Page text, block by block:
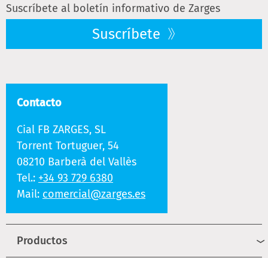
Suscríbete al boletín informativo de Zarges
Suscríbete
Contacto
Cial FB ZARGES, SL
Torrent Tortuguer, 54
08210 Barberà del Vallès
Tel.: +34 93 729 6380
Mail: comercial@zarges.es
Productos